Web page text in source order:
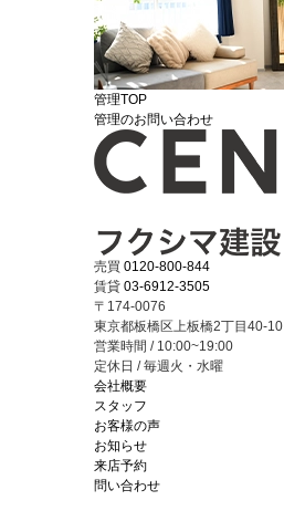
管理TOP
管理のお問い合わせ
売買 0120-800-844
賃貸 03-6912-3505
〒174-0076
東京都板橋区上板橋2丁目40-10
営業時間 / 10:00~19:00
定休日 / 毎週火・水曜
会社概要
スタッフ
お客様の声
お知らせ
来店予約
問い合わせ